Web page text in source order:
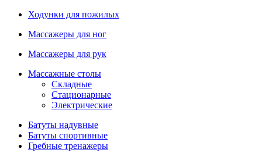
Ходунки для пожилых
Массажеры для ног
Массажеры для рук
Массажные столы
Складные
Стационарные
Электрические
Батуты надувные
Батуты спортивные
Гребные тренажеры